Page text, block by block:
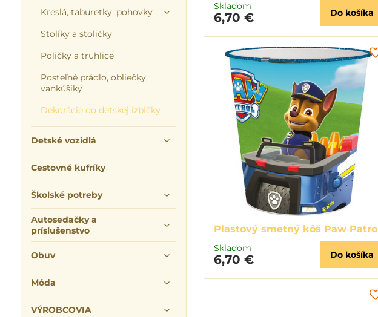
Skladom
6,70 € Do košíka
Plastový smetný kôš Paw Patrol
Skladom
6,70 € Do košíka
Kreslá, taburetky, pohovky
Stolíky a stoličky
Poličky a truhlice
Posteľné prádlo, obliečky,
vankúšiky
Dekorácie do detskej izbičky
Detské vozidlá
Cestovné kufríky
Školské potreby
Autosedačky a
príslušenstvo
Obuv
Móda
VÝROBCOVIA